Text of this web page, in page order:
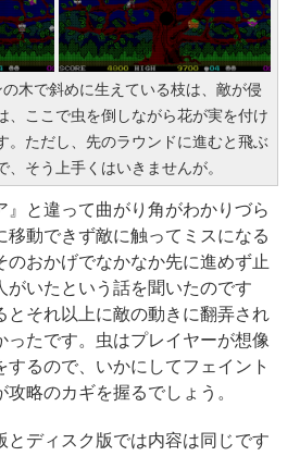
木で斜めに生えている枝は、敵が侵
、ここで虫を倒しながら花が実を付け
。ただし、先のラウンドに進むと飛ぶ
そう上手くはいきませんが。
と違って曲がり角がわかりづら
移動できず敵に触ってミスになる
のおかげでなかなか先に進めず止
がいたという話を聞いたのです
とそれ以上に敵の動きに翻弄され
ったです。虫はプレイヤーが想像
するので、いかにしてフェイント
略のカギを握るでしょう。
ディスク版では内容は同じです